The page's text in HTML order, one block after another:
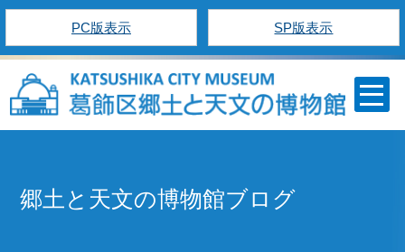
PC版表示 SP版表示
郷土と天文の博物館ブログ